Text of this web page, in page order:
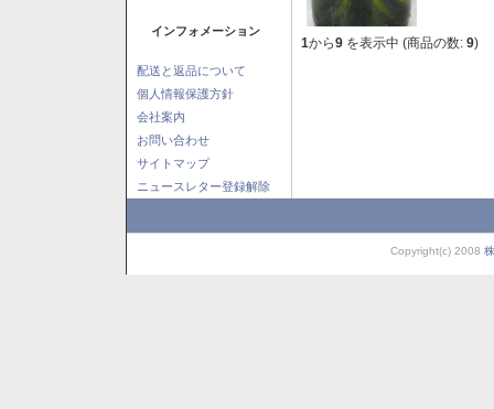
インフォメーション
配送と返品について
個人情報保護方針
会社案内
お問い合わせ
サイトマップ
ニュースレター登録解除
1から9 を表示中 (商品の数: 9)
Copyright(c) 2008